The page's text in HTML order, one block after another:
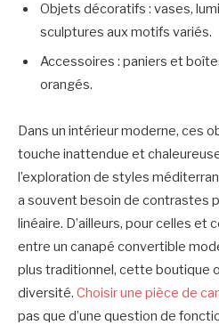
Objets décoratifs : vases,
sculptures aux motifs variés.
Accessoires : paniers et
orangés.
Dans un intérieur moderne, ces
touche inattendue et
l’exploration de styles
a souvent besoin de contrastes
linéaire. D’ailleurs, pour celles et
entre un canapé convertible
plus traditionnel, cette boutique
diversité. Choisir une pièce de
pas que d’une question de